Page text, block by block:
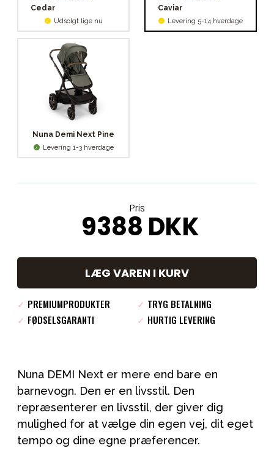
Cedar
Udsolgt lige nu
Caviar
Levering 5-14 hverdage
Nuna Demi Next Pine
Levering 1-3 hverdage
Pris
9388 DKK
LÆG VAREN I KURV
✓ PREMIUMPRODUKTER ✓ TRYG BETALNING
✓ FØDSELSGARANTI ✓ HURTIG LEVERING
Nuna DEMI Next er mere end bare en
barnevogn. Den er en livsstil. Den
repræsenterer en livsstil, der giver dig
mulighed for at vælge din egen vej, dit eget
tempo og dine egne præferencer.